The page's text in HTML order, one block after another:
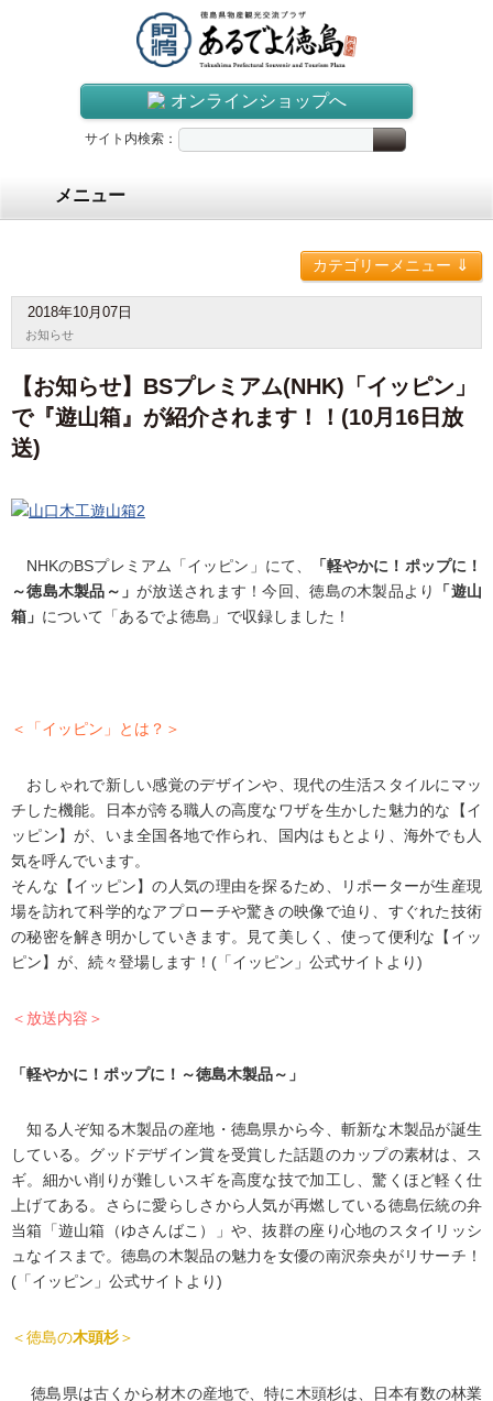
オンラインショップへ
サイト内検索：
メニュー
カテゴリーメニュー⇓
2018年10月07日
お知らせ
【お知らせ】BSプレミアム(NHK)「イッピン」
で『遊山箱』が紹介されます！！(10月16日放
送)
NHKのBSプレミアム「イッピン」にて、
「軽やかに！ポップに！
～徳島木製品～」が放送されます！今回、徳島の木製品より
「遊山
箱」 について「あるでよ徳島」で収録しました！
＜「イッピン」とは？＞
おしゃれで新しい感覚のデザインや、現代の生活スタイルにマッ
チした機能。日本が誇る職人の高度なワザを生かした魅力的な【イ
ッピン】が、いま全国各地で作られ、国内はもとより、海外でも人
気を呼んでいます。
そんな【イッピン】の人気の理由を探るため、リポーターが生産現
場を訪れて科学的なアプローチや驚きの映像で迫り、すぐれた技術
の秘密を解き明かしていきます。見て美しく、使って便利な【イッ
ピン】が、続々登場します！(「イッピン」公式サイトより)
＜放送内容＞
「軽やかに！ポップに！～徳島木製品～」
知る人ぞ知る木製品の産地・徳島県から今、斬新な木製品が誕生
している。グッドデザイン賞を受賞した話題のカップの素材は、ス
ギ。細かい削りが難しいスギを高度な技で加工し、驚くほど軽く仕
上げてある。さらに愛らしさから人気が再燃している徳島伝統の弁
当箱「遊山箱（ゆさんばこ）」や、抜群の座り心地のスタイリッシ
ュなイスまで。徳島の木製品の魅力を女優の南沢奈央がリサーチ！
(「イッピン」公式サイトより)
＜徳島の木頭杉＞
徳島県は古くから材木の産地で、特に木頭杉は、日本有数の林業